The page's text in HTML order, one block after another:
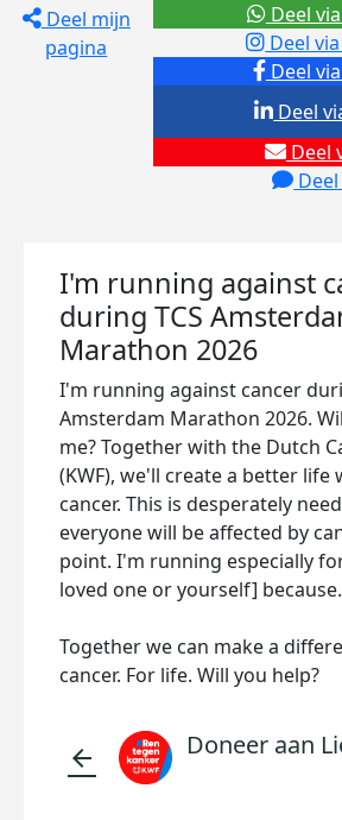
Deel mijn
pagina
Deel
Deel
Deel
Deel
Deel
I'm running against
during TCS
Marathon 2026
I'm running against cancer
Amsterdam Marathon 2026.
me? Together with the Dutch
(KWF), we'll create a better
cancer. This is desperately
everyone will be affected by
point. I'm running especially
loved one or yourself]
Together we can make a
cancer. For life. Will you help?
arrow_back Doneer aan